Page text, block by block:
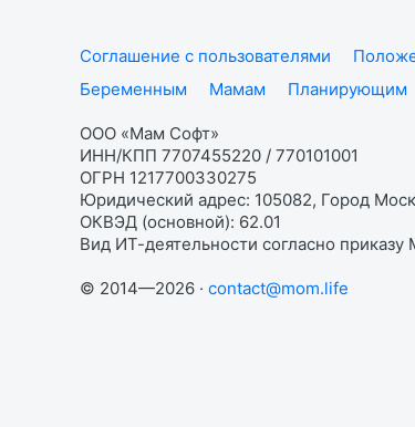
Соглашение с пользователями
Беременным
Мамам Планирующим
ООО «Мам Софт»
ИНН/КПП 7707455220 / 770101001
ОГРН 1217700330275
Юридический адрес: 105082, Город
ОКВЭД (основной): 62.01
Вид ИТ-деятельности согласно
© 2014—2026 · contact@mom.life